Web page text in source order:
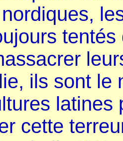
ils sont le
latines
cette